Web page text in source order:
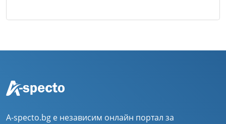
A-specto.bg е независим онлайн портал за